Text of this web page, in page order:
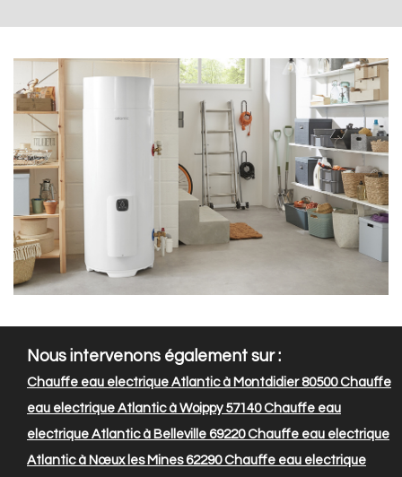
Nous intervenons également sur :
Chauffe eau electrique Atlantic à Montdidier 80500Chauffe
eau electrique Atlantic à Woippy 57140Chauffe eau
electrique Atlantic à Belleville 69220Chauffe eau electrique
Atlantic à Nœux les Mines 62290Chauffe eau electrique